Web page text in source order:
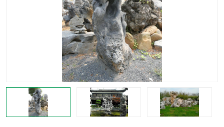
刻字石